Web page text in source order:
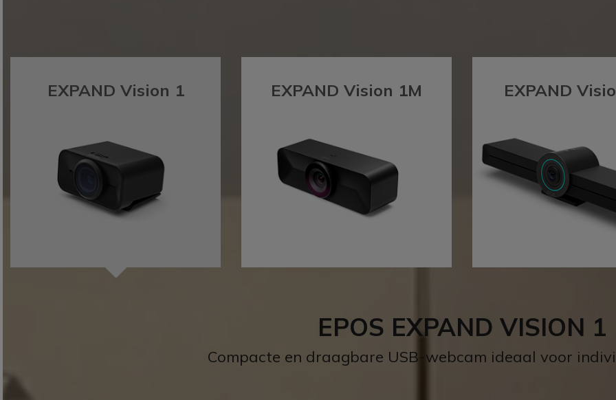
EXPAND Vision 1 EXPAND Vision 1M EXPAND
EPOS EXPAND VISION 1
Compacte en draagbare USB-webcam ideaal voor